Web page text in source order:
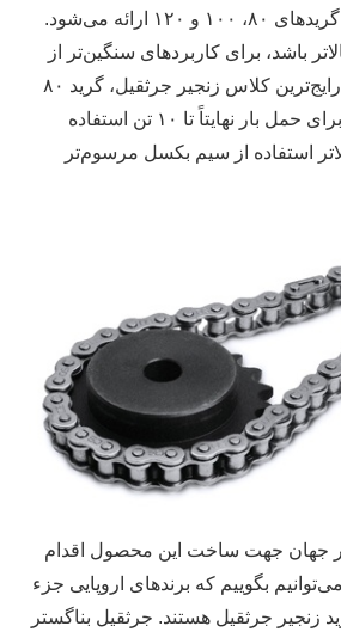
زنجیر جرثقیل CM در گرید‌های ۸۰، ۱۰۰ و ۱۲۰ ارائه می‌شود.
باشد، برای کاربرد‌های سنگین‌تر از
آن بهره می‌برند. البته رایج‌ترین کلاس زنجیر جرثقیل، گرید ۸۰
است. از این محصول برای حمل بار نهایتاً تا ۱۰ تن استفاده
استفاده از سیم بکسل مرسوم‌تر
جهان جهت ساخت این محصول اقدام
بگوییم که برند‌های اروپایی جزء
زنجیر جرثقیل هستند. جرثقیل بناگستر